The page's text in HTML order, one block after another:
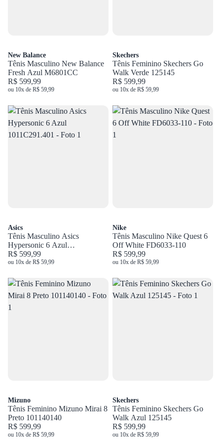
New Balance
Tênis Masculino New Balance
Fresh Azul M6801CC
R$ 599,99
ou 10x de R$ 59,99
Skechers
Tênis Feminino Skechers Go
Walk Verde 125145
R$ 599,99
ou 10x de R$ 59,99
Asics
Tênis Masculino Asics
Hypersonic 6 Azul
1011C291.401
R$ 599,99
ou 10x de R$ 59,99
Nike
Tênis Masculino Nike Quest 6
Off White FD6033-110
R$ 599,99
ou 10x de R$ 59,99
Mizuno
Tênis Feminino Mizuno Mirai 8
Preto 101140140
R$ 599,99
ou 10x de R$ 59,99
Skechers
Tênis Feminino Skechers Go
Walk Azul 125145
R$ 599,99
ou 10x de R$ 59,99